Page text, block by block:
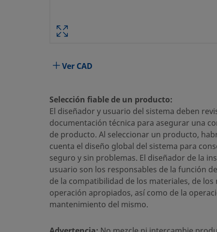
Especificaciones
Tamaño conexión 1
1/2 pulg.
Tipo de conexión 1
NPT
Tamaño conexión 2
Tipo de conexión 2
Brida
Máxima Temperatura, °F (°C)
1000
Mínima Temperatura, °F (°C)
Ver CAD
Selección fiable de un producto:
El diseñador y usuario del sistema deben
documentación técnica para asegurar una
de producto. Al seleccionar un producto,
cuenta el diseño global del sistema para
seguro y sin problemas. El diseñador de la
usuario son los responsables de la función
de la compatibilidad de los materiales, de los
operación apropiados, así como de la
mantenimiento del mismo.